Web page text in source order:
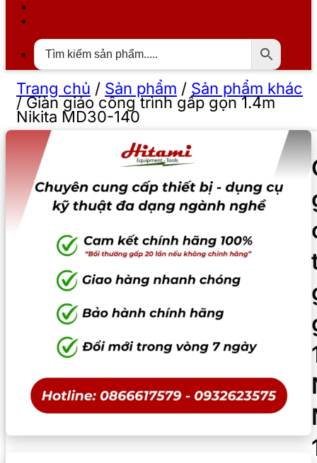
Trang chủ / Sản phẩm / Sản phẩm khác
/Giàn giáo công trình gấp gọn 1.4m
Nikita MD30-140